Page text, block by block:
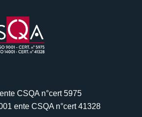
CSQA n°cert 5975
ente CSQA n°cert 41328